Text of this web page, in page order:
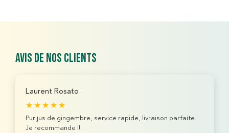
Avis de nos clients
Laurent Rosato
★★★★★
Pur jus de gingembre, service rapide, livraison parfaite.
Je recommande !!